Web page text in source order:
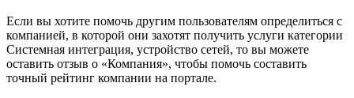
Если вы хотите помочь другим пользователям определиться с
компанией, в которой они захотят получить услуги категории
Системная интеграция, устройство сетей, то вы можете
оставить отзыв о «Компания», чтобы помочь составить
точный рейтинг компании на портале.